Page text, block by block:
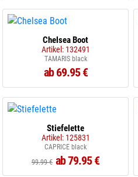
Chelsea Boot
Artikel: 132491
TAMARIS black
ab 69.95 €
Stiefelette
Artikel: 125831
CAPRICE black
99.99 € ab 79.95 €